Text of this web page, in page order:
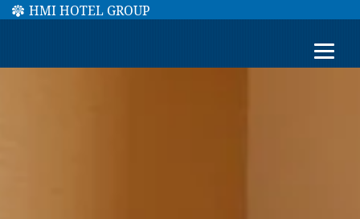
HMI HOTEL GROUP